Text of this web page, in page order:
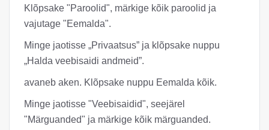
Klõpsake "Paroolid", märkige kõik paroolid ja
vajutage "Eemalda".
Minge jaotisse „Privaatsus” ja klõpsake nuppu
„Halda veebisaidi andmeid”.
avaneb aken. Klõpsake nuppu Eemalda kõik.
Minge jaotisse "Veebisaidid", seejärel
"Märguanded" ja märkige kõik märguanded.